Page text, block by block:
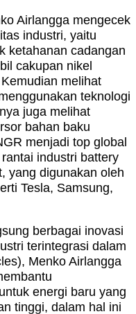
Airlangga mengecek
industri, yaitu
ketahanan cadangan
cakupan nikel
melihat
teknologi
juga melihat
bahan baku
menjadi top global
industri battery
yang digunakan oleh
Tesla, Samsung,
berbagai inovasi
terintegrasi dalam
Menko Airlangga
energi baru yang
tinggi, dalam hal ini